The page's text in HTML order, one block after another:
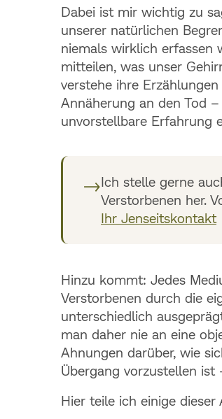
Dabei ist mir wichtig zu
unserer natürlichen
niemals wirklich erfassen
mitteilen, was unser
verstehe ihre
Annäherung an den Tod
unvorstellbare Erfahrung
→Ich stelle gerne
Verstorbenen her.
Ihr Jenseitskontakt
Hinzu kommt: Jedes
Verstorbenen durch die
unterschiedlich
man daher nie an eine
Ahnungen darüber, wie
Übergang vorzustellen
Hier teile ich einige dieser